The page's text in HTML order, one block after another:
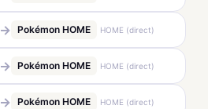
→ Pokémon HOME HOME (direct)
→ Pokémon HOME HOME (direct)
→ Pokémon HOME HOME (direct)